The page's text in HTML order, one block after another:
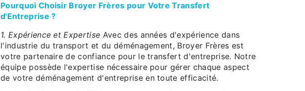
Pourquoi Choisir Broyer Frères pour Votre Transfert
d'Entreprise ?
1. Expérience et Expertise Avec des années d'expérience dans
l'industrie du transport et du déménagement, Broyer Frères est
votre partenaire de confiance pour le transfert d'entreprise. Notre
équipe possède l'expertise nécessaire pour gérer chaque aspect
de votre déménagement d'entreprise en toute efficacité.